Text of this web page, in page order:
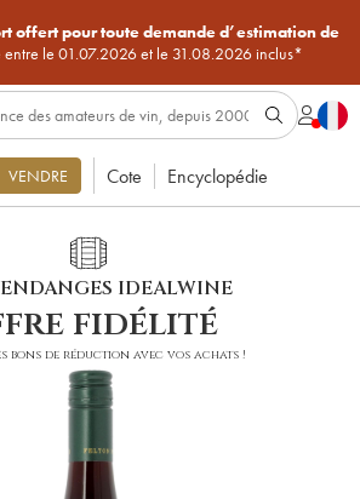
offert pour toute demande d’estimation de
entre le 01.07.2026 et le 31.08.2026 inclus*
VENDRE Cote Encyclopédie
IDEALWINE
fidélité
bons de réduction avec vos achats !